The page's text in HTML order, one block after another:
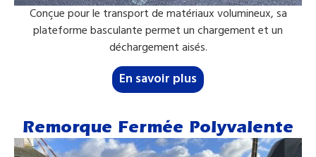
Conçue pour le transport de matériaux volumineux, sa
plateforme basculante permet un chargement et un
déchargement aisés.
En savoir plus
Remorque Fermée Polyvalente